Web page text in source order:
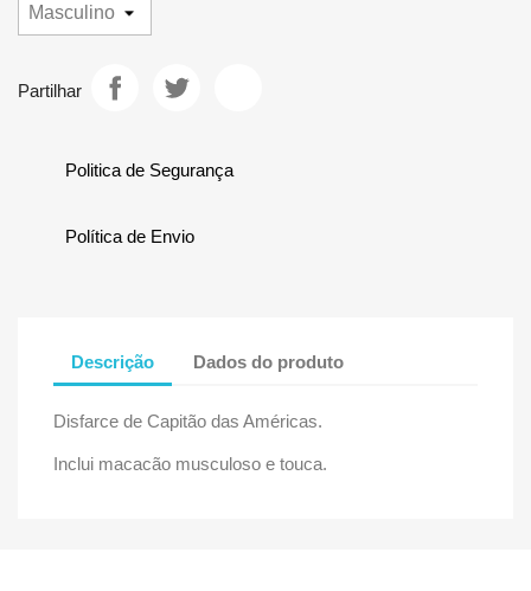
Partilhar
Politica de Segurança
Política de Envio
Descrição Dados do produto
Disfarce de Capitão das Américas.
Inclui macacão musculoso e touca.